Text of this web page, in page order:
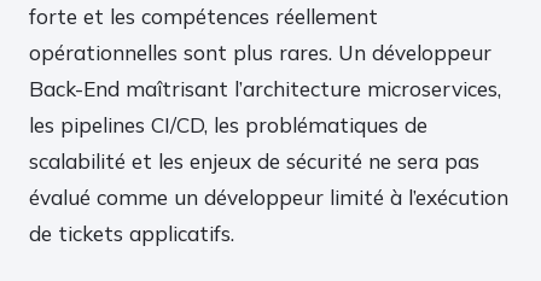
forte et les compétences réellement
opérationnelles sont plus rares. Un développeur
Back-End maîtrisant l’architecture microservices,
les pipelines CI/CD, les problématiques de
scalabilité et les enjeux de sécurité ne sera pas
évalué comme un développeur limité à l’exécution
de tickets applicatifs.